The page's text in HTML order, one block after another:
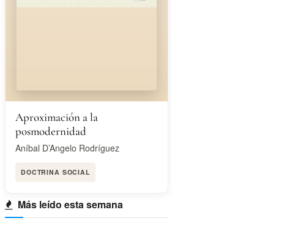
Aproximación a la
posmodernidad
Aníbal D’Angelo Rodríguez
DOCTRINA SOCIAL
Más leído esta semana